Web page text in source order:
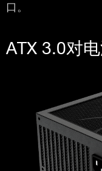
口。
ATX 3.0对